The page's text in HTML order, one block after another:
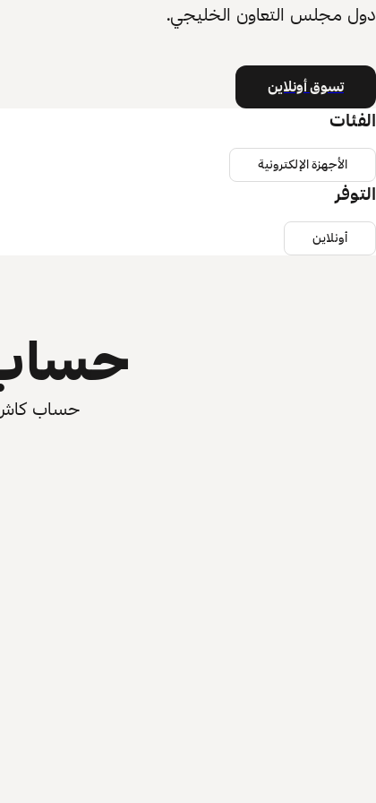
دول مجلس التعاون الخليجي.
تسوق أونلاين
الفئات
الأجهزة الإلكترونية
التوفر
أونلاين
حساب كاش